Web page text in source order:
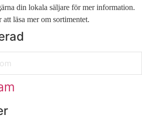
din lokala säljare för mer information.
läsa mer om sortimentet.